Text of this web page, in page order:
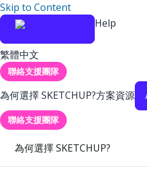
Skip to Content
Help
繁體中文
聯絡支援團隊
為何選擇 SKETCHUP?方案資源
聯絡支援團隊
為何選擇 SKETCHUP?